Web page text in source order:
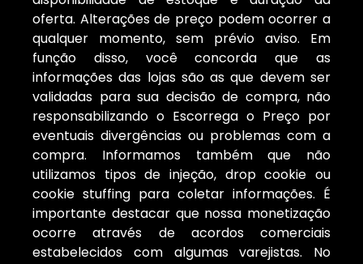
oferta. Alterações de preço podem ocorrer a
qualquer momento, sem prévio aviso. Em
função disso, você concorda que as
informações das lojas são as que devem ser
validadas para sua decisão de compra, não
responsabilizando o Escorrega o Preço por
eventuais divergências ou problemas com a
compra. Informamos também que não
utilizamos tipos de injeção, drop cookie ou
cookie stuffing para coletar informações. É
importante destacar que nossa monetização
ocorre através de acordos comerciais
estabelecidos com algumas varejistas. No